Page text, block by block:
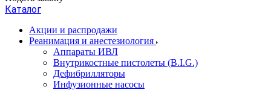
Каталог
Акции и распродажи
Реанимация и анестезиология
Аппараты ИВЛ
Внутрикостные пистолеты (B.I.G.)
Дефибрилляторы
Инфузионные насосы